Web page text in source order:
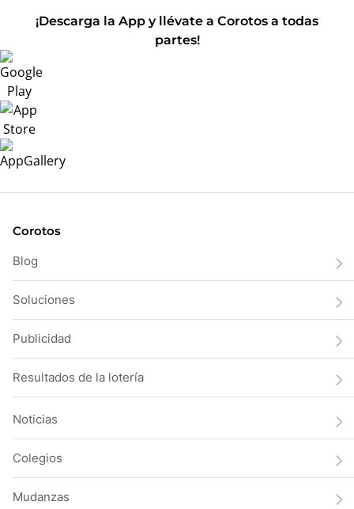
¡Descarga la App y llévate a Corotos a todas
partes!
Corotos
Blog
Soluciones
Publicidad
Resultados de la lotería
Noticias
Colegios
Mudanzas